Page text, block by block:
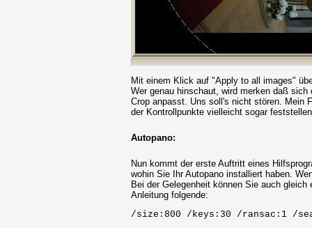
Mit einem Klick auf "Apply to all images"
Wer genau hinschaut, wird merken daß
Crop anpasst. Uns soll's nicht stören. Mein
der Kontrollpunkte vielleicht sogar
Autopano:
Nun kommt der erste Auftritt eines
wohin Sie Ihr Autopano installiert haben.
Bei der Gelegenheit können Sie auch
Anleitung folgende:
/size:800 /keys:30 /ransac:1 /